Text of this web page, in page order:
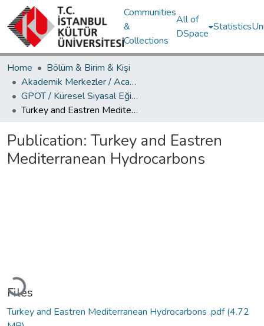
Communities
&
Collections
All of
DSpace
Statistics
Home
Bölüm & Birim & Kişi
Akademik Merkezler / Academic Centers
GPOT / Küresel Siyasal Eğilimler Merkezi
Turkey and Eastren Mediterranean Hydrocarbons
Publication: Turkey and Eastren
Mediterranean Hydrocarbons
Loading...
Files
Turkey and Eastren Mediterranean Hydrocarbons .pdf(4.72